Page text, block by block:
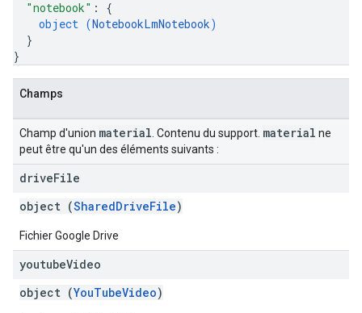
"notebook" : {
object (NotebookLmNotebook)
}
}
Champs
Champ d'union material . Contenu du support. material ne
peut être qu'un des éléments suivants :
driveFile
object (SharedDriveFile)
Fichier Google Drive
youtubeVideo
object (YouTubeVideo)